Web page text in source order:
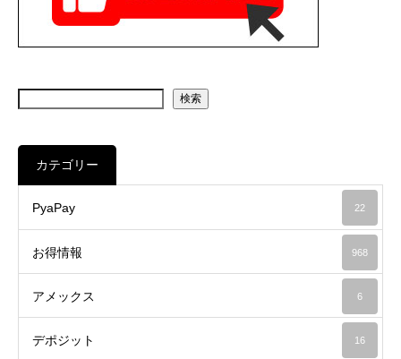
検索
カテゴリー
PyaPay 22
お得情報 968
アメックス 6
デポジット 16